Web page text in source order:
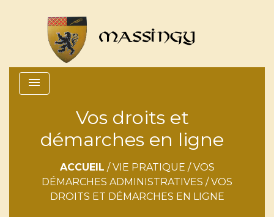
menu
Vos droits et
démarches en ligne
ACCUEIL /VIE PRATIQUE /VOS
DÉMARCHES ADMINISTRATIVES /VOS
DROITS ET DÉMARCHES EN LIGNE